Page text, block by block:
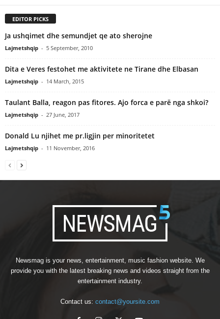
EDITOR PICKS
Ja ushqimet dhe semundjet qe ato sherojne
Lajmetshqip - 5 September, 2010
Dita e Veres festohet me aktivitete ne Tirane dhe Elbasan
Lajmetshqip - 14 March, 2015
Taulant Balla, reagon pas fitores. Ajo forca e parë nga shkoi?
Lajmetshqip - 27 June, 2017
Donald Lu njihet me pr.ligjin per minoritetet
Lajmetshqip - 11 November, 2016
Newsmag is your news, entertainment, music fashion website. We
provide you with the latest breaking news and videos straight from the
entertainment industry.
Contact us: contact@yoursite.com